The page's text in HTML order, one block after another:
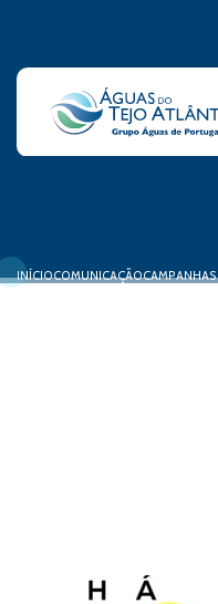
INÍCIOCOMUNICAÇÃOCAMPANHAS